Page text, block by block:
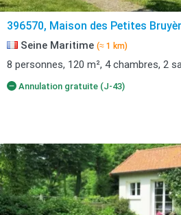
396570, Maison des Petites
Seine Maritime (≈ 1 km)
8 personnes, 120 m², 4 chambres, 2
Annulation gratuite (J-43)